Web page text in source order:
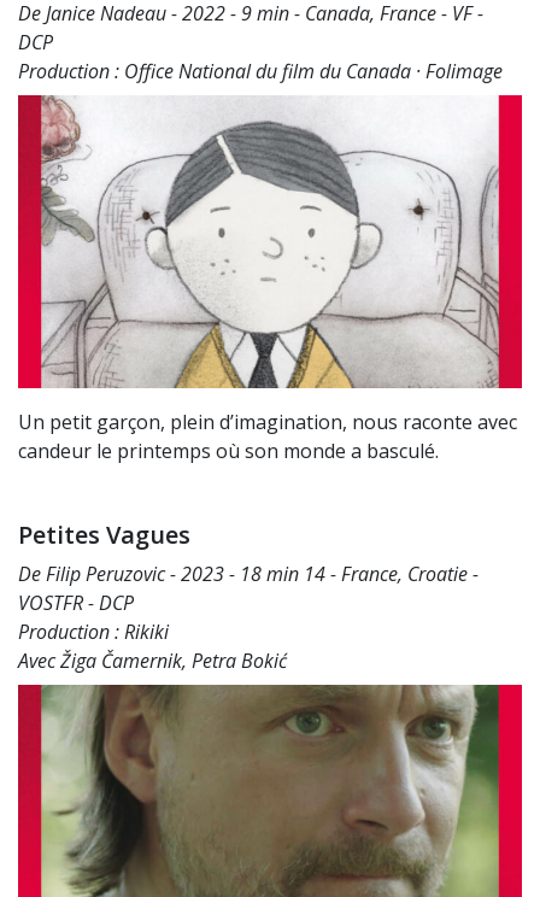
De Janice Nadeau - 2022 - 9 min - Canada, France - VF -
DCP
Production : Office National du film du Canada · Folimage
Un petit garçon, plein d’imagination, nous raconte avec
candeur le printemps où son monde a basculé.
Petites Vagues
De Filip Peruzovic - 2023 - 18 min 14 - France, Croatie -
VOSTFR - DCP
Production : Rikiki
Avec Žiga Čamernik, Petra Bokić